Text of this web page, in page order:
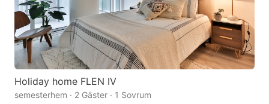
Holiday home FLEN IV
semesterhem · 2 Gäster · 1 Sovrum